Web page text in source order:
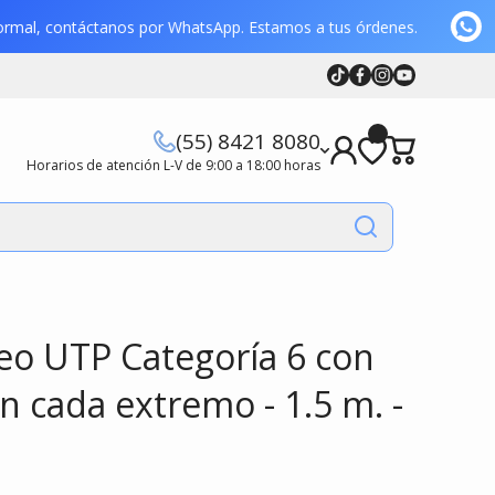
contáctanos por WhatsApp. Estamos a tus órdenes.
TiktokFacebook
Instagram
Youtube
Youtube
(55) 8421 8080
Horarios de atención L-V de 9:00 a 18:00 horas
UTP Categoría 6 con
cada extremo - 1.5 m. -